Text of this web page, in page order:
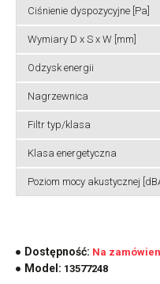
Ciśnienie dyspozycyjne [Pa]
Wymiary D x S x W [mm]
Odzysk energii
Nagrzewnica
Filtr typ/klasa
Klasa energetyczna
Poziom mocy akustycznej
Dostępność: Na
Model: 13577248